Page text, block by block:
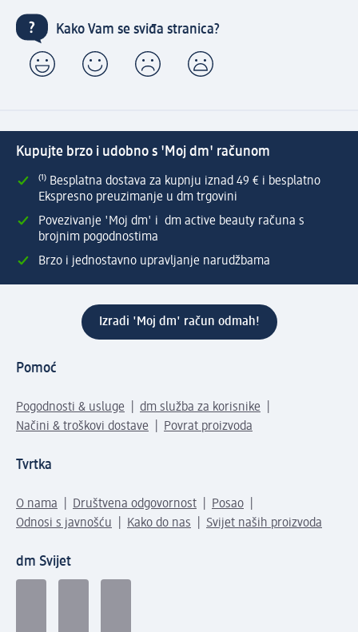
Kako Vam se sviđa stranica?
Kupujte brzo i udobno s 'Moj dm' računom
⁽¹⁾ Besplatna dostava za kupnju iznad 49 € i besplatno
Ekspresno preuzimanje u dm trgovini
Povezivanje 'Moj dm' i dm active beauty računa s
brojnim pogodnostima
Brzo i jednostavno upravljanje narudžbama
Izradi 'Moj dm' račun odmah!
Pomoć
Pogodnosti & usluge
dm služba za korisnike
Načini & troškovi dostave
Povrat proizvoda
Tvrtka
O nama Društvena odgovornost
Posao
Odnosi s javnošću
Kako do nas Svijet naših proizvoda
dm Svijet